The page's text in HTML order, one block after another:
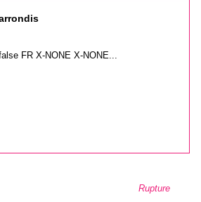
FR X-NONE X-NONE...
Rupture